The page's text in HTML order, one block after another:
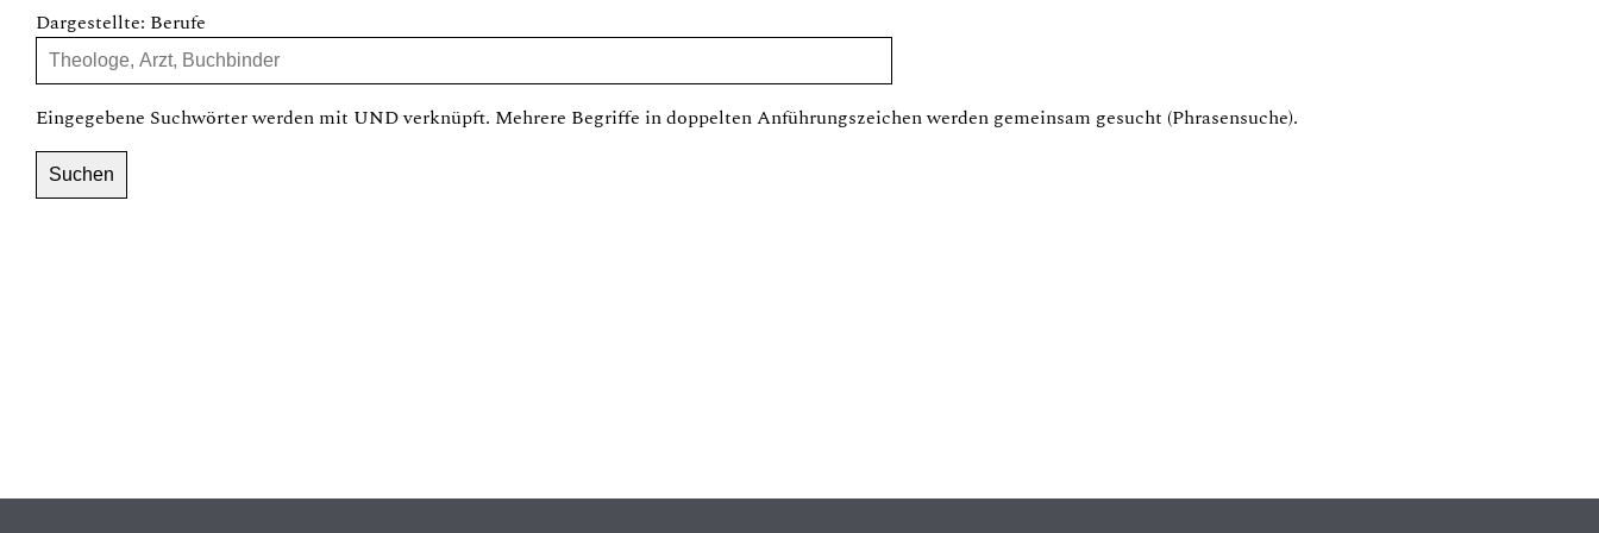
Dargestellte: Berufe
Eingegebene Suchwörter werden mit UND verknüpft. Mehrere Begriffe in doppelten Anführungszeichen werden gemeinsam gesucht (Phrasensuche).